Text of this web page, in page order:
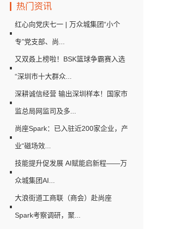
热门资讯
红心向党庆七一 | 万众城集团“小个
专”党支部、尚...
又双叒上榜啦！BSK篮球争霸赛入选
“深圳市十大群众...
深耕诚信经营 输出深圳样本！国家市
监总局网监司及多...
尚座Spark：已入驻近200家企业，产
业“磁场效...
技能提升促发展 AI赋能启新程——万
众城集团AI...
大浪街道工商联（商会）赴尚座
Spark考察调研，聚...